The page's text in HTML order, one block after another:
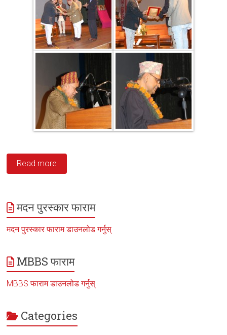
Read more
मदन पुरस्कार फाराम
मदन पुरस्कार फाराम डाउनलोड गर्नुस्
MBBS फाराम
MBBS फाराम डाउनलोड गर्नुस्
Categories